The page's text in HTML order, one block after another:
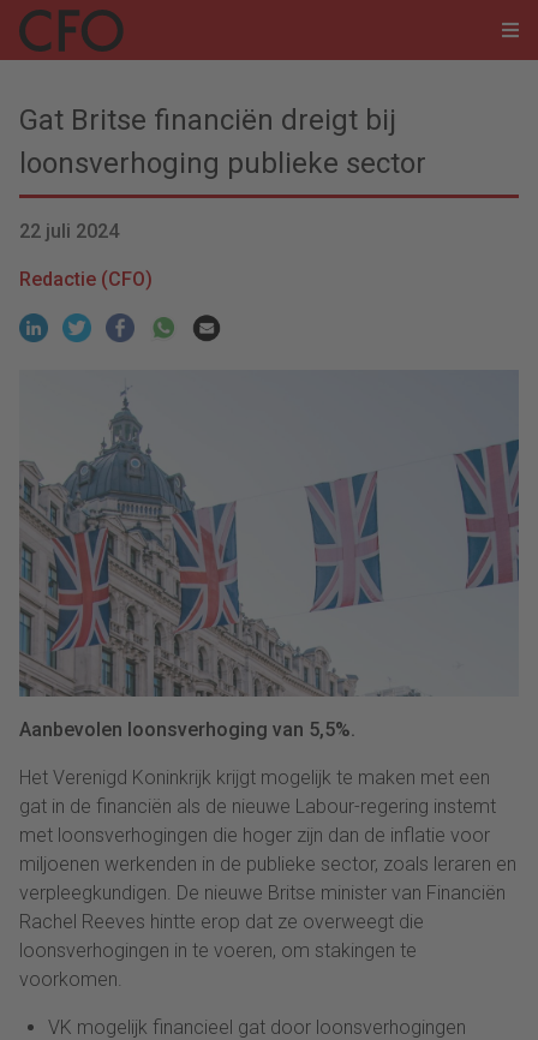
Gat Britse financiën dreigt bij
loonsverhoging publieke sector
22 juli 2024
Redactie (CFO)
Aanbevolen loonsverhoging van 5,5%.
Het Verenigd Koninkrijk krijgt mogelijk te maken met een
gat in de financiën als de nieuwe Labour-regering instemt
met loonsverhogingen die hoger zijn dan de inflatie voor
miljoenen werkenden in de publieke sector, zoals leraren en
verpleegkundigen. De nieuwe Britse minister van Financiën
Rachel Reeves hintte erop dat ze overweegt die
loonsverhogingen in te voeren, om stakingen te
voorkomen.
VK mogelijk financieel gat door loonsverhogingen